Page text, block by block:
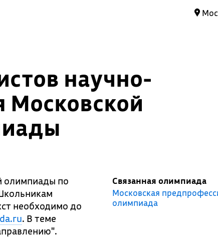
научно-
Московской
олимпиады по
необходимо до
. В теме
Связанная олимпиада
Московская
олимпиада